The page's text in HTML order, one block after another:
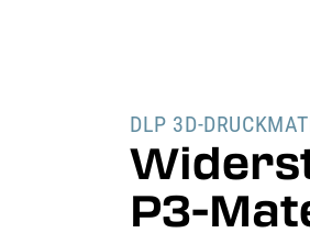
DLP 3D-
P3-